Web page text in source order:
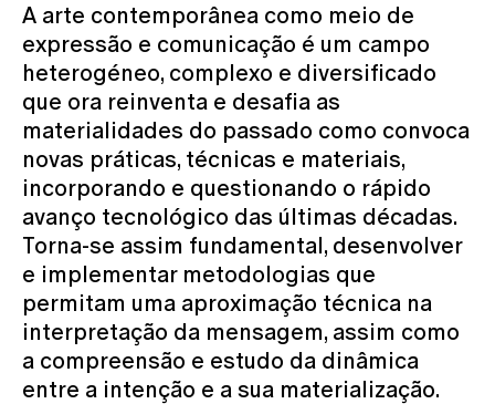
A arte contemporânea como meio de
expressão e comunicação é um campo
heterogéneo, complexo e diversificado
que ora reinventa e desafia as
materialidades do passado como convoca
novas práticas, técnicas e materiais,
incorporando e questionando o rápido
avanço tecnológico das últimas décadas.
Torna-se assim fundamental, desenvolver
e implementar metodologias que
permitam uma aproximação técnica na
interpretação da mensagem, assim como
a compreensão e estudo da dinâmica
entre a intenção e a sua materialização.